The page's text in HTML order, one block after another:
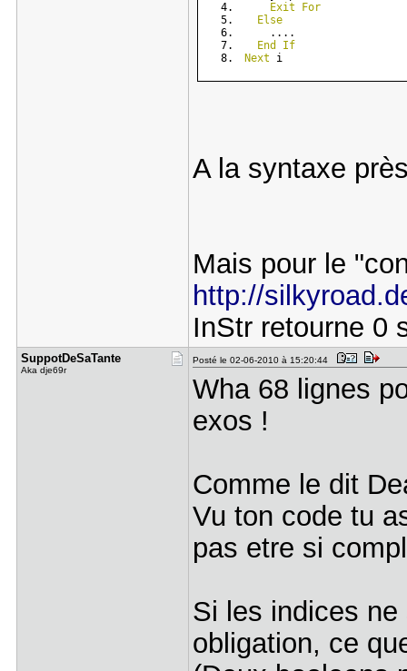
Exit
For
Else
....
End
If
Next i
A la syntaxe
Mais pour le
http://
InStr retourne 0
SuppotDeSa​Tante
Aka dje69r
Posté le 02-06-2010 à 15:20:44
Wha 68 lignes
exos !
Comme le dit
Vu ton code tu
pas etre si
Si les indices
obligation, ce